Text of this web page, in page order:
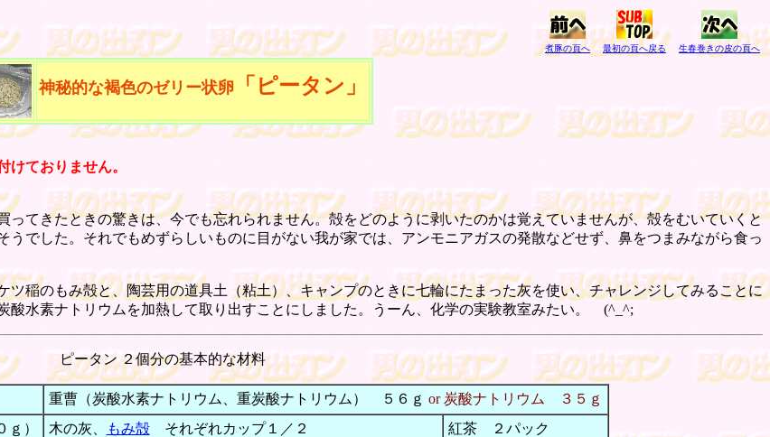
煮豚の頁へ 最初の頁へ戻る 生春巻きの皮の頁へ
神秘的な褐色のゼリー状卵「ピータン」
ておりません。
てきたときの驚きは、今でも忘れられません。殻をどのように剥いたのかは覚えていませんが、殻をむいていくと
でした。それでもめずらしいものに目がない我が家では、アンモニアガスの発散などせず、鼻をつまみながら食っ
稲のもみ殻と、陶芸用の道具土（粘土）、キャンプのときに七輪にたまった灰を使い、チャレンジしてみることに
酸水素ナトリウムを加熱して取り出すことにしました。うーん、化学の実験教室みたい。 (^_^;
ピータン ２個分の基本的な材料
重曹（炭酸水素ナトリウム、重炭酸ナトリウム） ５６ｇ or 炭酸ナトリウム ３５ｇ
） 木の灰、 もみ殻それぞれカップ１／２
紅茶 ２パック